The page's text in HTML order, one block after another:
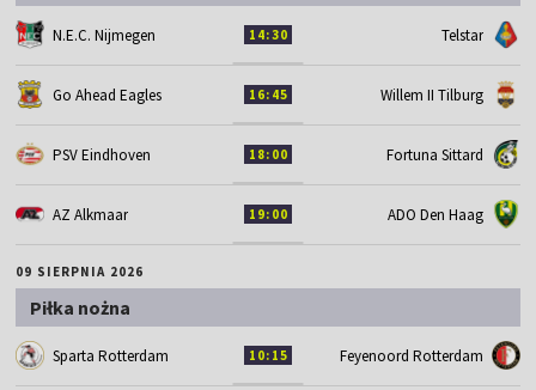
N.E.C. Nijmegen 14:30 Telstar
Go Ahead Eagles 16:45 Willem II Tilburg
PSV Eindhoven 18:00 Fortuna Sittard
AZ Alkmaar 19:00 ADO Den Haag
09 SIERPNIA 2026
Piłka nożna
Sparta Rotterdam 10:15 Feyenoord Rotterdam